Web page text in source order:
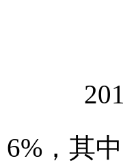
2018
6%，其